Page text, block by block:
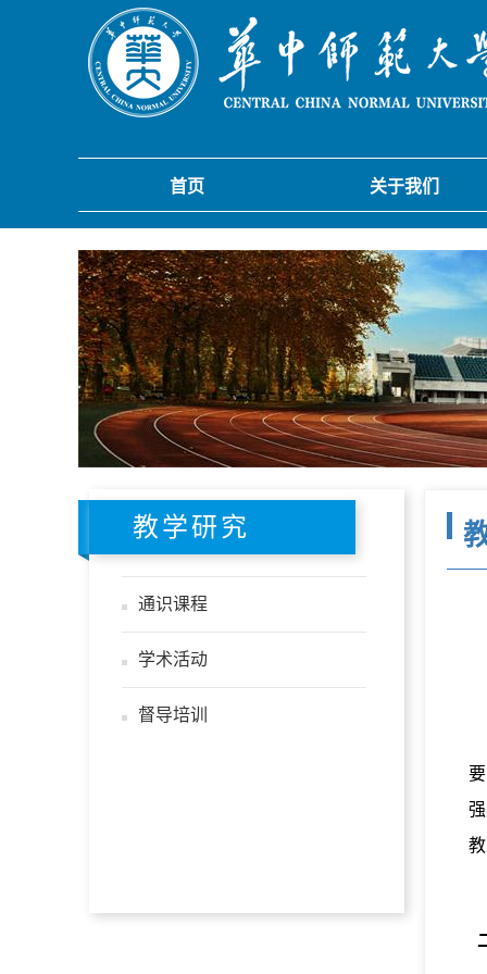
首页 关于我们
教学研究
通识课程
学术活动
督导培训